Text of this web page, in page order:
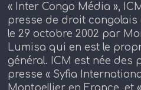
« Inter Congo Média »,
presse de droit congolais
le 29 octobre 2002 par
Lumisa qui en est le
général. ICM est née des
presse « Syfia
Montpellier en France, et